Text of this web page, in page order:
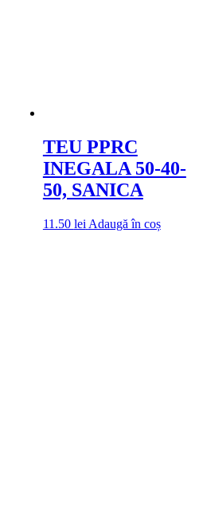
TEU PPRC
INEGALA 50-40-
50, SANICA
11.50 lei Adaugă în coș